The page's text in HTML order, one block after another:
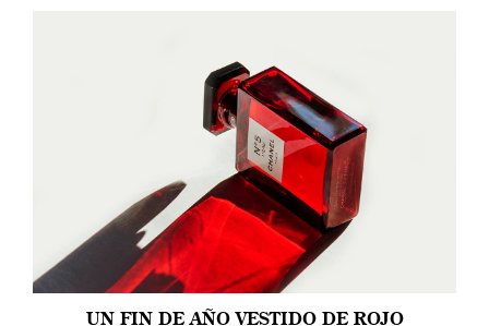
UN FIN DE AÑO VESTIDO DE ROJO